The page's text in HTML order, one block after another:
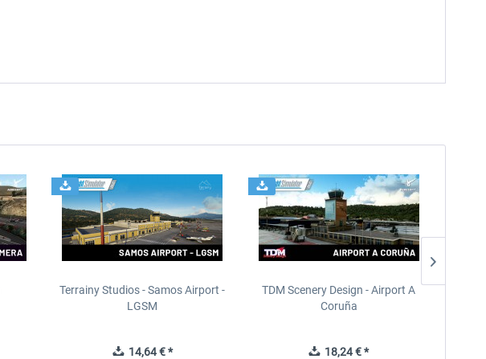
Terrainy Studios - Samos Airport -
LGSM
14,64 € *
TDM Scenery Design - Airport A
Coruña
18,24 € *